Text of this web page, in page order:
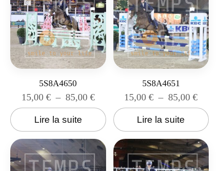
5S8A4650
15,00 € – 85,00 €
Lire la suite
5S8A4651
15,00€ – 85,00€
Lire la suite